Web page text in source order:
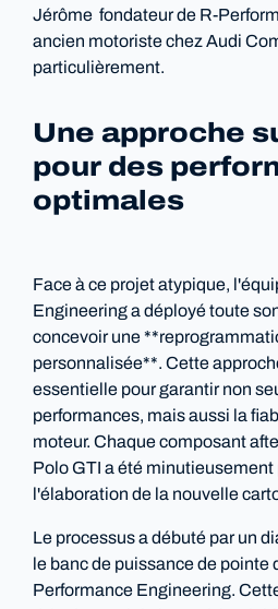
Jérôme fondateur de R-
ancien motoriste chez Audi
particulièrement.
Une approche
pour des
optimales
Face à ce projet atypique,
Engineering a déployé toute
concevoir une
personnalisée**. Cette
essentielle pour garantir non
performances, mais aussi la
moteur. Chaque composant
Polo GTI a été
l'élaboration de la nouvelle
Le processus a débuté par un
le banc de puissance de pointe
Performance Engineering.